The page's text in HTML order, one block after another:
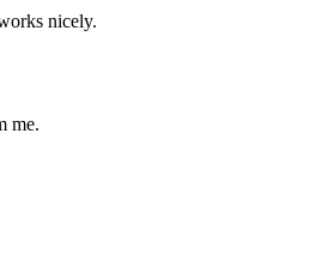
nicely.
me.